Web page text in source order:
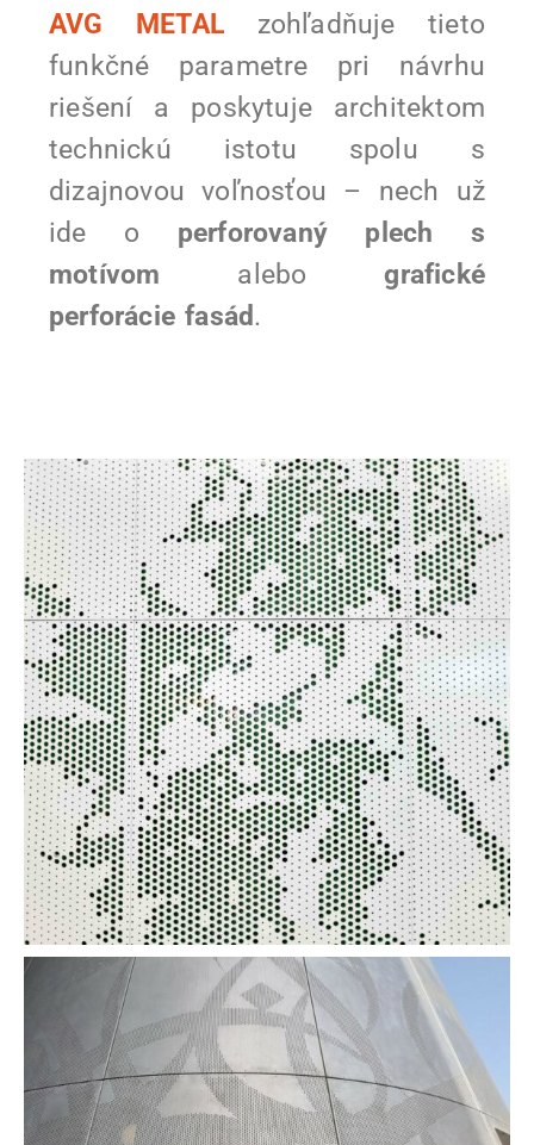
AVG METAL zohľadňuje tieto
funkčné parametre pri návrhu
riešení a poskytuje architektom
technickú istotu spolu s
dizajnovou voľnosťou – nech už
ide o perforovaný plech s
motívom alebografické
perforácie fasád.